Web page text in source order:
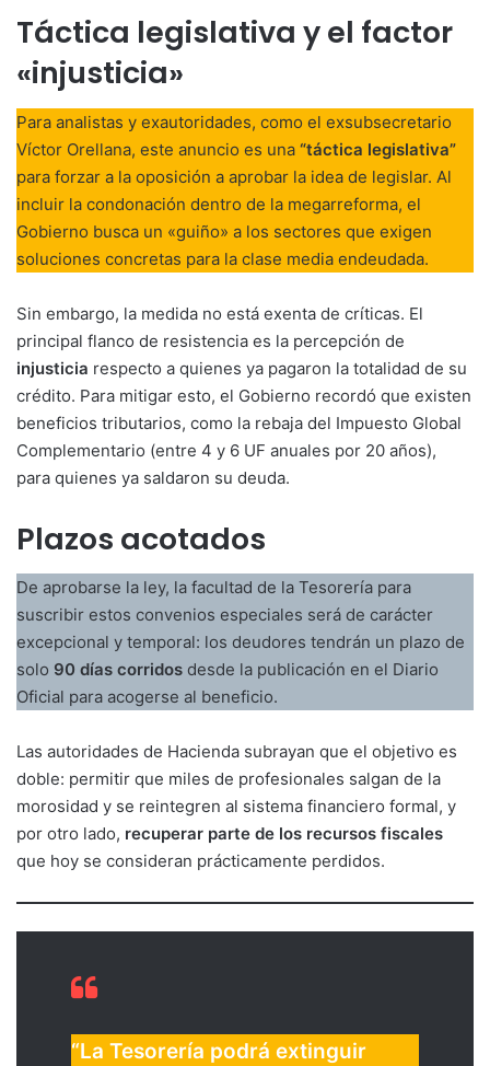
Táctica legislativa y el factor
«injusticia»
Para analistas y exautoridades, como el exsubsecretario
Víctor Orellana, este anuncio es una “táctica legislativa”
para forzar a la oposición a aprobar la idea de legislar. Al
incluir la condonación dentro de la megarreforma, el
Gobierno busca un «guiño» a los sectores que exigen
soluciones concretas para la clase media endeudada.
Sin embargo, la medida no está exenta de críticas. El
principal flanco de resistencia es la percepción de
injusticia respecto a quienes ya pagaron la totalidad de su
crédito. Para mitigar esto, el Gobierno recordó que existen
beneficios tributarios, como la rebaja del Impuesto Global
Complementario (entre 4 y 6 UF anuales por 20 años),
para quienes ya saldaron su deuda.
Plazos acotados
De aprobarse la ley, la facultad de la Tesorería para
suscribir estos convenios especiales será de carácter
excepcional y temporal: los deudores tendrán un plazo de
solo 90 días corridos desde la publicación en el Diario
Oficial para acogerse al beneficio.
Las autoridades de Hacienda subrayan que el objetivo es
doble: permitir que miles de profesionales salgan de la
morosidad y se reintegren al sistema financiero formal, y
por otro lado, recuperar parte de los recursos fiscales
que hoy se consideran prácticamente perdidos.
“La Tesorería podrá extinguir